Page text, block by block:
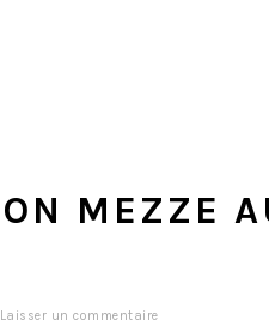
MEZZE
Laisser un commentaire